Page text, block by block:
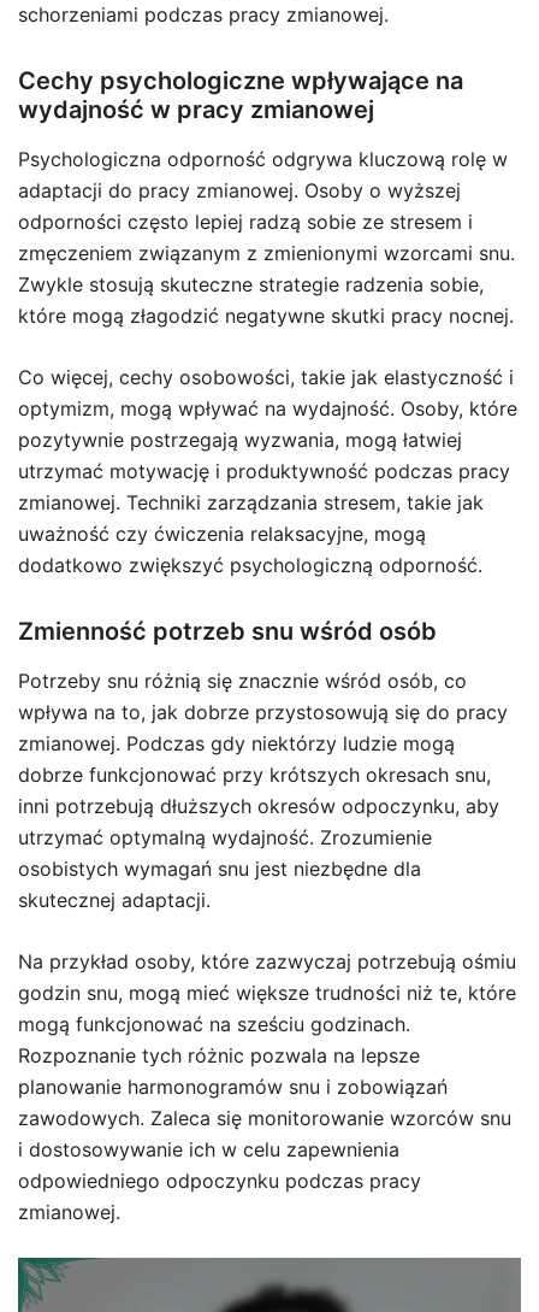
schorzeniami podczas pracy zmianowej.
Cechy psychologiczne wpływające na
wydajność w pracy zmianowej
Psychologiczna odporność odgrywa kluczową rolę w
adaptacji do pracy zmianowej. Osoby o wyższej
odporności często lepiej radzą sobie ze stresem i
zmęczeniem związanym z zmienionymi wzorcami snu.
Zwykle stosują skuteczne strategie radzenia sobie,
które mogą złagodzić negatywne skutki pracy nocnej.
Co więcej, cechy osobowości, takie jak elastyczność i
optymizm, mogą wpływać na wydajność. Osoby, które
pozytywnie postrzegają wyzwania, mogą łatwiej
utrzymać motywację i produktywność podczas pracy
zmianowej. Techniki zarządzania stresem, takie jak
uważność czy ćwiczenia relaksacyjne, mogą
dodatkowo zwiększyć psychologiczną odporność.
Zmienność potrzeb snu wśród osób
Potrzeby snu różnią się znacznie wśród osób, co
wpływa na to, jak dobrze przystosowują się do pracy
zmianowej. Podczas gdy niektórzy ludzie mogą
dobrze funkcjonować przy krótszych okresach snu,
inni potrzebują dłuższych okresów odpoczynku, aby
utrzymać optymalną wydajność. Zrozumienie
osobistych wymagań snu jest niezbędne dla
skutecznej adaptacji.
Na przykład osoby, które zazwyczaj potrzebują ośmiu
godzin snu, mogą mieć większe trudności niż te, które
mogą funkcjonować na sześciu godzinach.
Rozpoznanie tych różnic pozwala na lepsze
planowanie harmonogramów snu i zobowiązań
zawodowych. Zaleca się monitorowanie wzorców snu
i dostosowywanie ich w celu zapewnienia
odpowiedniego odpoczynku podczas pracy
zmianowej.